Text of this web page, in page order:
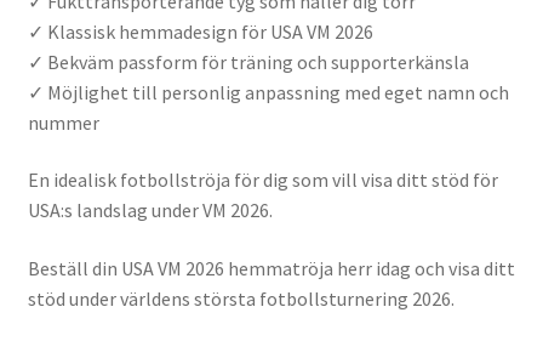
✓ Klassisk hemmadesign för USA VM 2026
✓ Bekväm passform för träning och supporterkänsla
✓ Möjlighet till personlig anpassning med eget namn och
nummer
En idealisk fotbollströja för dig som vill visa ditt stöd för
USA:s landslag under VM 2026.
Beställ din USA VM 2026 hemmatröja herr idag och visa ditt
stöd under världens största fotbollsturnering 2026.